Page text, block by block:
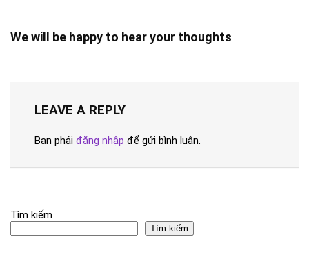
We will be happy to hear your thoughts
LEAVE A REPLY
Bạn phải đăng nhập để gửi bình luận.
Tìm kiếm
Tìm kiếm